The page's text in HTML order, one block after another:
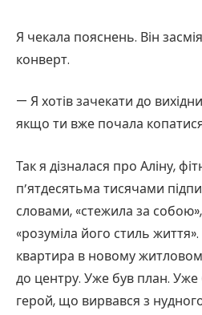
Я чекала пояснень. Він
конверт.
— Я хотів зачекати до
якщо ти вже почала
Так я дізналася про Аліну,
п’ятдесятьма тисячами
словами, «стежила за собою»,
«розуміла його стиль
квартира в новому
до центру. Уже був план. Уже
герой, що вирвався з